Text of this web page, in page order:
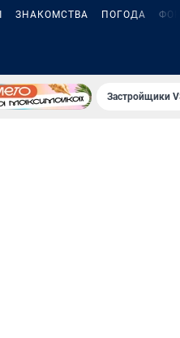
ЗНАКОМСТВА ПОГОДА
Застройщики